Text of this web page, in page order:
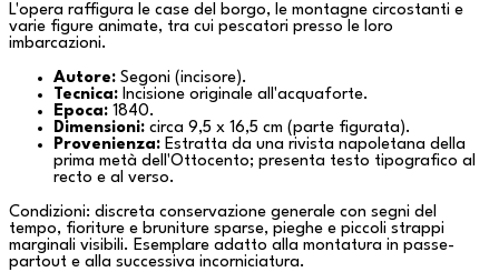
L'opera raffigura le case del borgo, le montagne circostanti e
varie figure animate, tra cui pescatori presso le loro
imbarcazioni.
Autore: Segoni (incisore).
Tecnica: Incisione originale all'acquaforte.
Epoca: 1840.
Dimensioni: circa 9,5 x 16,5 cm (parte figurata).
Provenienza: Estratta da una rivista napoletana della
prima metà dell'Ottocento; presenta testo tipografico al
recto e al verso.
Condizioni: discreta conservazione generale con segni del
tempo, fioriture e bruniture sparse, pieghe e piccoli strappi
marginali visibili. Esemplare adatto alla montatura in passe-
partout e alla successiva incorniciatura.